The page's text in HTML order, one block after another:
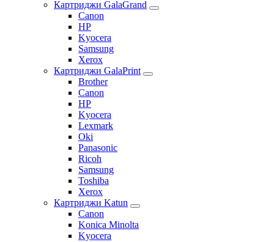
Картриджи GalaGrand
Canon
HP
Kyocera
Samsung
Xerox
Картриджи GalaPrint
Brother
Canon
HP
Kyocera
Lexmark
Oki
Panasonic
Ricoh
Samsung
Toshiba
Xerox
Картриджи Katun
Canon
Konica Minolta
Kyocera